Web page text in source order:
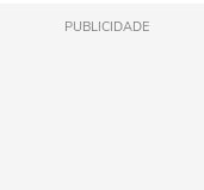
PUBLICIDADE